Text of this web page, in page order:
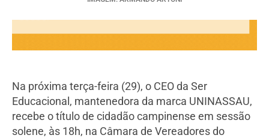
Na próxima terça-feira (29), o CEO da Ser
Educacional, mantenedora da marca UNINASSAU,
recebe o título de cidadão campinense em sessão
solene, às 18h, na Câmara de Vereadores do